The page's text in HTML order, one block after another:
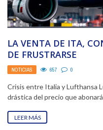
LA VENTA DE ITA,
DE FRUSTRARSE
NOTICIAS 657 0
Crisis entre Italia y Lufthansa
drástica del precio que
LEER MÁS